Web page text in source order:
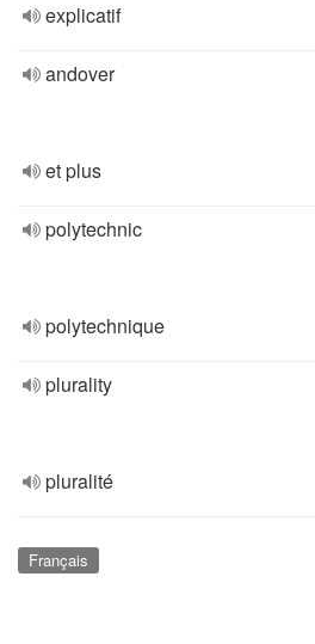
explicatif
andover
et plus
polytechnic
polytechnique
plurality
pluralité
Français